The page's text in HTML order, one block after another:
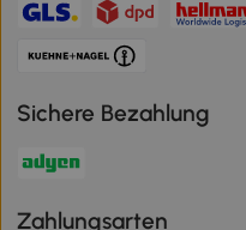
Sichere Bezahlung
Zahlungsarten